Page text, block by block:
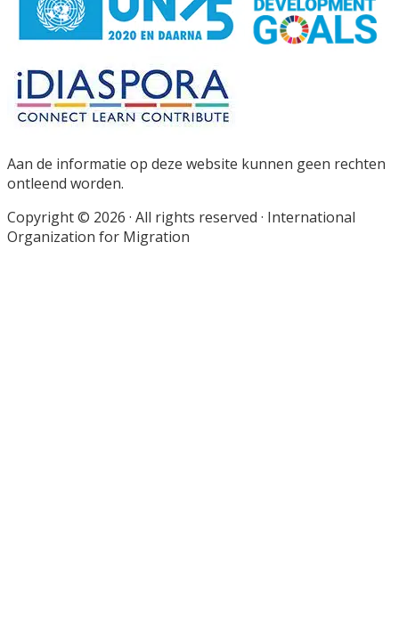
Footer
Aan de informatie op deze website kunnen geen rechten
ontleend worden.
Copyright © 2026 · All rights reserved · International
Organization for Migration